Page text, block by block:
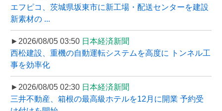
エフピコ、茨城県坂東市に新工場・配送センターを建設
新素材の ...
►2026/08/05 03:50 日本経済新聞
西松建設、重機の自動運転システムを高度に トンネル工
事を効率化
►2026/08/05 02:30 日本経済新聞
三井不動産、箱根の最高級ホテルを12月に開業 予約受